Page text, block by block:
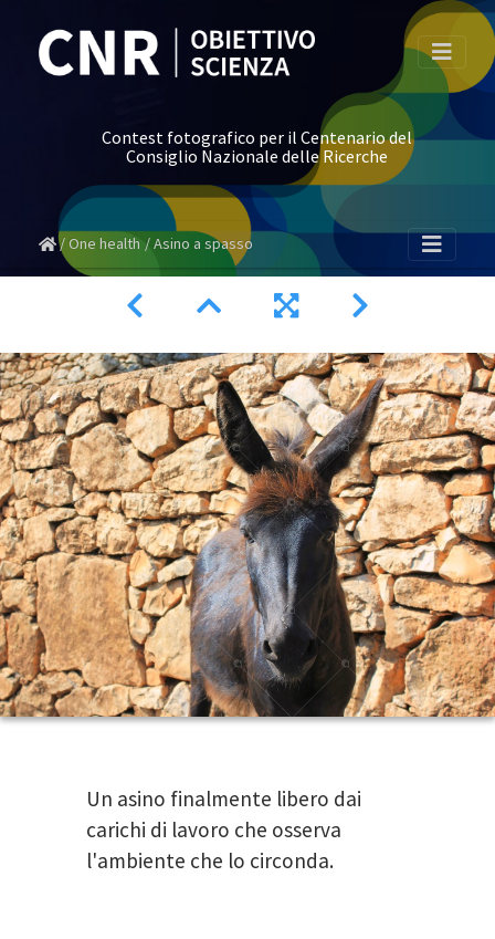
Contest fotografico per il Centenario del
Consiglio Nazionale delle Ricerche
One health Asino a spasso
Un asino finalmente libero dai
carichi di lavoro che osserva
l'ambiente che lo circonda.